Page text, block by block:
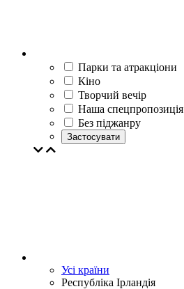
Парки та атракціони
Кіно
Творчий вечір
Наша спецпропозиція
Без піджанру
Застосувати
Усі країни
Республіка Ірландія